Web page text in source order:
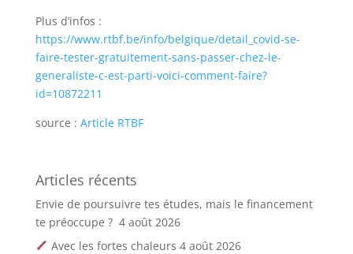
Plus d’infos :
https://www.rtbf.be/info/belgique/detail_covid-se-
faire-tester-gratuitement-sans-passer-chez-le-
generaliste-c-est-parti-voici-comment-faire?
id=10872211
source : Article RTBF
Articles récents
Envie de poursuivre tes études, mais le financement
te préoccupe ? 4 août 2026
Avec les fortes chaleurs 4 août 2026